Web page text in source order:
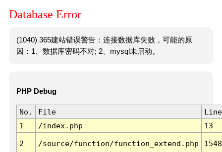
Database Error
(1040) 365建站错误警告：连接数据库失败，可能的原
因：1、数据库密码不对; 2、mysql未启动。
PHP Debug
No. File
Line
1
/index.php 13
2 /source/function/function_extend.php 1548